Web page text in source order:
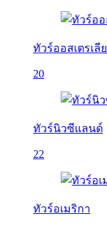
ทัวร์ออสเตรเลีย
20
ทัวร์นิวซีแลนด์
22
ทัวร์อเมริกา